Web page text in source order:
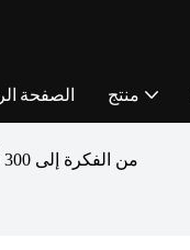
الصفحة منتج
من الفكرة إلى 300 ألف وحدة: تقديم مفرمة اللحم عالية الجودة من ليدل في وقت قياسي